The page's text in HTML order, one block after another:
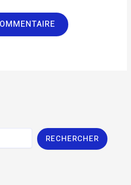
RECHERCHER